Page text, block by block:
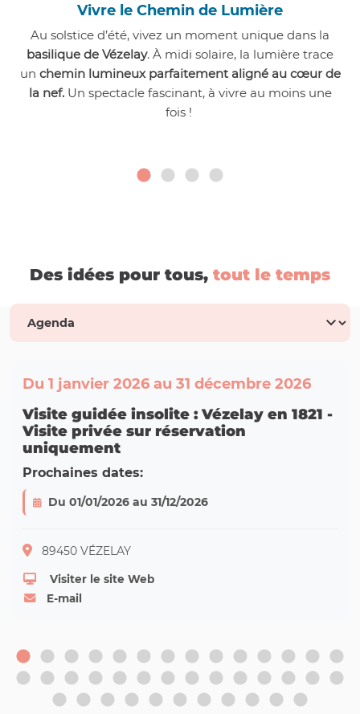
Vivre le Chemin de Lumière
Au solstice d’été, vivez un moment unique dans la
basilique de Vézelay. À midi solaire, la lumière trace
un chemin lumineux parfaitement aligné au cœur de
la nef.Un spectacle fascinant, à vivre au moins une
fois !
Des idées pour tous, tout le temps
Du 1 janvier 2026 au 31 décembre 2026
Visite guidée insolite : Vézelay en 1821 -
Visite privée sur réservation
uniquement
Prochaines dates:
Du 01/01/2026 au 31/12/2026
89450 VÉZELAY
Visiter le site Web
E-mail